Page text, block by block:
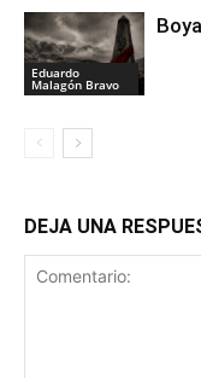
Eduardo
Malagón Bravo
DEJA UNA